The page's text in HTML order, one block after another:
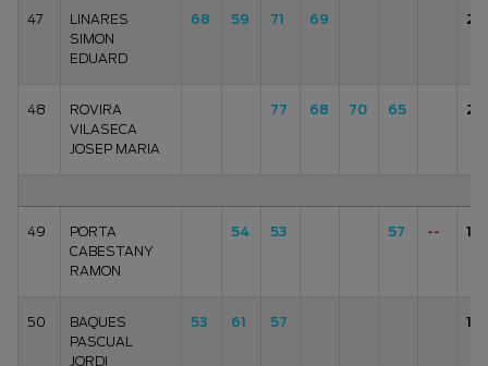
47
LINARES
SIMON
EDUARD
68 59 71 69
48
ROVIRA
VILASECA
JOSEP MARIA
77 68 70 65
49
PORTA
CABESTANY
RAMON
54 53 57 --
50
BAQUES
PASCUAL
JORDI
53 61 57 171